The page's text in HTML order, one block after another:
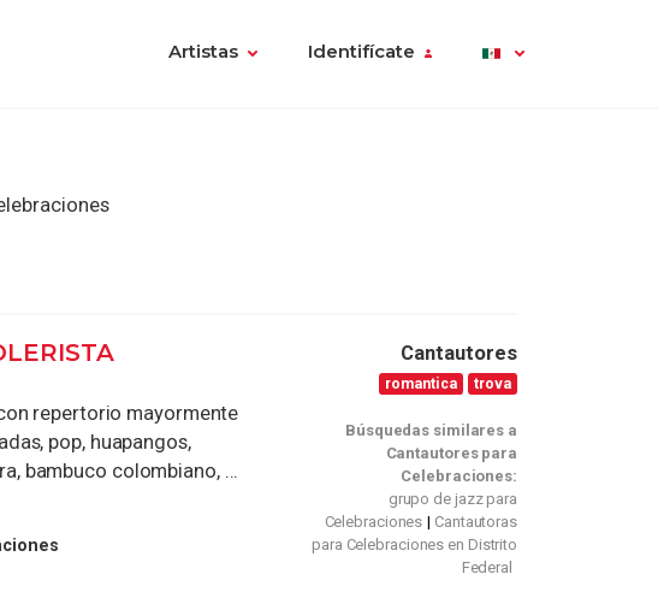
Artistas Identifícate
repertorio mayormente
pop, huapangos,
bambuco colombiano, ...
Cantautores
romantica trova
Búsquedas similares a
Cantautores para
Celebraciones:
grupo de jazz para
Celebraciones
Cantautoras
para Celebraciones en Distrito
Federal